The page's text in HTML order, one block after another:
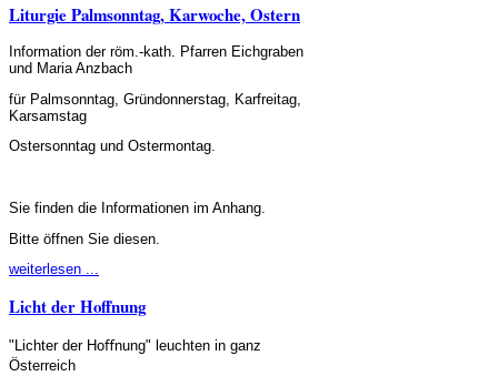
Liturgie Palmsonntag, Karwoche, Ostern
Information der röm.-kath. Pfarren Eichgraben
und Maria Anzbach
für Palmsonntag, Gründonnerstag, Karfreitag,
Karsamstag
Ostersonntag und Ostermontag.
Sie finden die Informationen im Anhang.
Bitte öffnen Sie diesen.
weiterlesen ...
Licht der Hoffnung
"Lichter der Hoﬀnung" leuchten in ganz
Österreich